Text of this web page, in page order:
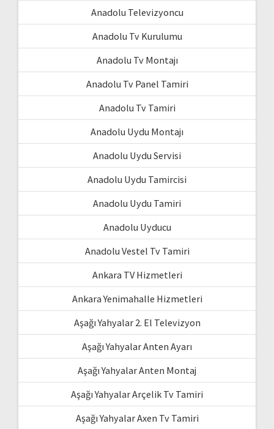
Anadolu Televizyoncu
Anadolu Tv Kurulumu
Anadolu Tv Montajı
Anadolu Tv Panel Tamiri
Anadolu Tv Tamiri
Anadolu Uydu Montajı
Anadolu Uydu Servisi
Anadolu Uydu Tamircisi
Anadolu Uydu Tamiri
Anadolu Uyducu
Anadolu Vestel Tv Tamiri
Ankara TV Hizmetleri
Ankara Yenimahalle Hizmetleri
Aşağı Yahyalar 2. El Televizyon
Aşağı Yahyalar Anten Ayarı
Aşağı Yahyalar Anten Montaj
Aşağı Yahyalar Arçelik Tv Tamiri
Aşağı Yahyalar Axen Tv Tamiri